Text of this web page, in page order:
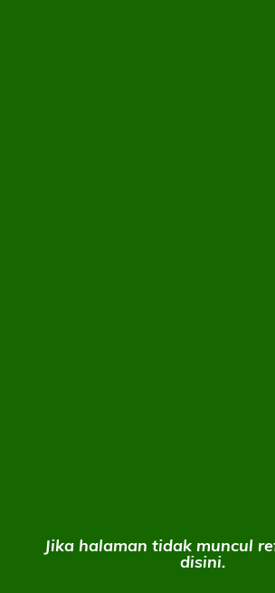
Jika halaman tidak muncul
disini.